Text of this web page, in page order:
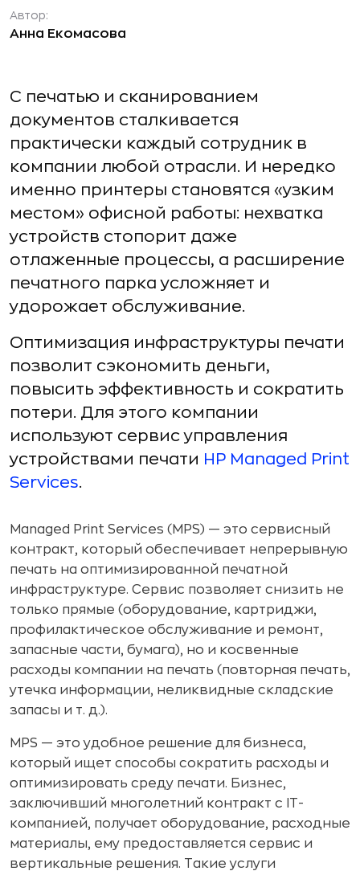
Автор:
Анна Екомасова
С печатью и сканированием
документов сталкивается
практически каждый сотрудник в
компании любой отрасли. И нередко
именно принтеры становятся «узким
местом» офисной работы: нехватка
устройств стопорит даже
отлаженные процессы, а расширение
печатного парка усложняет и
удорожает обслуживание.
Оптимизация инфраструктуры печати
позволит сэкономить деньги,
повысить эффективность и сократить
потери. Для этого компании
используют сервис управления
устройствами печати HP Managed Print
Services.
Managed Print Services (MPS) — это сервисный
контракт, который обеспечивает непрерывную
печать на оптимизированной печатной
инфраструктуре. Сервис позволяет снизить не
только прямые (оборудование, картриджи,
профилактическое обслуживание и ремонт,
запасные части, бумага), но и косвенные
расходы компании на печать (повторная печать,
утечка информации, неликвидные складские
запасы и т. д.).
MPS — это удобное решение для бизнеса,
который ищет способы сократить расходы и
оптимизировать среду печати. Бизнес,
заключивший многолетний контракт с IT-
компанией, получает оборудование, расходные
материалы, ему предоставляется сервис и
вертикальные решения. Такие услуги